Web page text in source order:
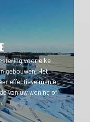
voor elke
gebouwen. Het
effectieve manier
van uw woning of